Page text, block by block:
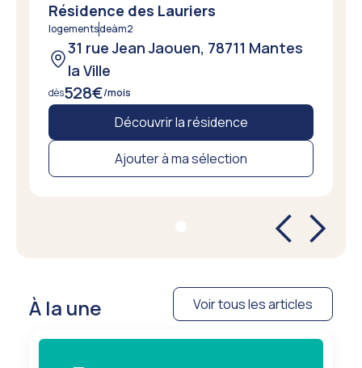
Résidence des Lauriers
logementsdeàm2
31 rue Jean Jaouen, 78711 Mantes
la Ville
dès528€/mois
Découvrir la résidence
Ajouter à ma sélection
À la une Voir tous les articles